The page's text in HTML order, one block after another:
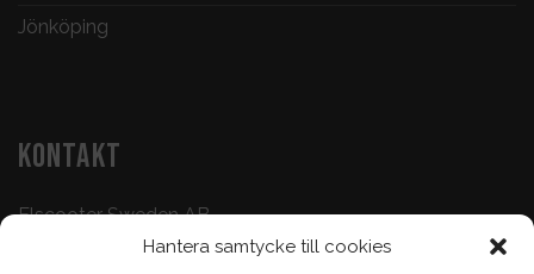
Hantera samtycke till cookies
Jönköping
KONTAKT
Elscooter Sweden AB
073-500 47 72